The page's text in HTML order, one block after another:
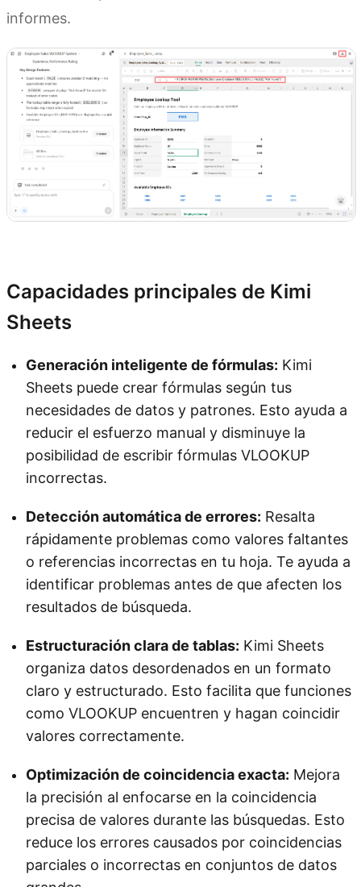
informes.
Capacidades principales de Kimi
Sheets
Generación inteligente de fórmulas: Kimi
Sheets puede crear fórmulas según tus
necesidades de datos y patrones. Esto ayuda a
reducir el esfuerzo manual y disminuye la
posibilidad de escribir fórmulas VLOOKUP
incorrectas.
Detección automática de errores: Resalta
rápidamente problemas como valores faltantes
o referencias incorrectas en tu hoja. Te ayuda a
identificar problemas antes de que afecten los
resultados de búsqueda.
Estructuración clara de tablas: Kimi Sheets
organiza datos desordenados en un formato
claro y estructurado. Esto facilita que funciones
como VLOOKUP encuentren y hagan coincidir
valores correctamente.
Optimización de coincidencia exacta: Mejora
la precisión al enfocarse en la coincidencia
precisa de valores durante las búsquedas. Esto
reduce los errores causados por coincidencias
parciales o incorrectas en conjuntos de datos